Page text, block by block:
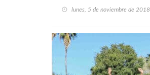
lunes, 5 de noviembre de 2018